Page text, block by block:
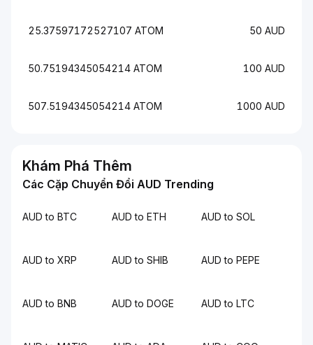
25.37597172527107 ATOM 50 AUD
50.75194345054214 ATOM 100 AUD
507.5194345054214 ATOM 1000 AUD
Khám Phá Thêm
Các Cặp Chuyển Đổi AUD Trending
AUD to BTC AUD to ETH AUD to SOL
AUD to XRP AUD to SHIB AUD to PEPE
AUD to BNB AUD to DOGE AUD to LTC